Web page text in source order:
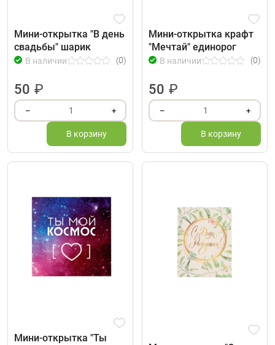
Мини-открытка "В день
свадьбы" шарик
В наличии (0)
50 ₽
– 1 +
В корзину
Мини-открытка крафт
"Мечтай" единорог
В наличии (0)
50 ₽
– 1 +
В корзину
Мини-открытка "Ты